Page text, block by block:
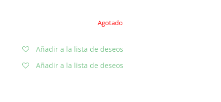
Agotado
Añadir a la lista de deseos
Añadir a la lista de deseos